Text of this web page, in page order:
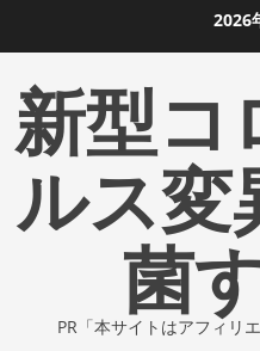
ン
ツ
2026
新型コ
ルス変
菌
PR「本サイトはアフィリ